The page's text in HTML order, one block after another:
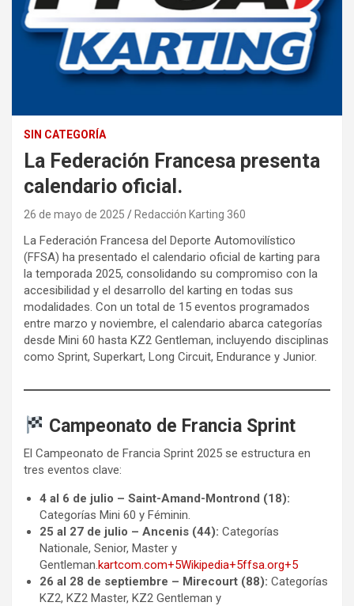
SIN CATEGORÍA
La Federación Francesa presenta
calendario oficial.
26 de mayo de 2025 Redacción Karting 360
La Federación Francesa del Deporte Automovilístico
(FFSA) ha presentado el calendario oficial de karting para
la temporada 2025, consolidando su compromiso con la
accesibilidad y el desarrollo del karting en todas sus
modalidades. Con un total de 15 eventos programados
entre marzo y noviembre, el calendario abarca categorías
desde Mini 60 hasta KZ2 Gentleman, incluyendo disciplinas
como Sprint, Superkart, Long Circuit, Endurance y Junior.
Campeonato de Francia Sprint
El Campeonato de Francia Sprint 2025 se estructura en
tres eventos clave:
4 al 6 de julio – Saint-Amand-Montrond (18):
Categorías Mini 60 y Féminin.
25 al 27 de julio – Ancenis (44): Categorías
Nationale, Senior, Master y
Gentleman.kartcom.com+5Wikipedia+5ffsa.org+5
26 al 28 de septiembre – Mirecourt (88): Categorías
KZ2, KZ2 Master, KZ2 Gentleman y